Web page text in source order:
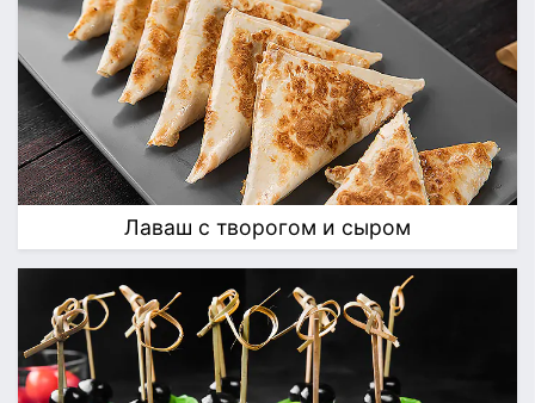
Лаваш с творогом и сыром